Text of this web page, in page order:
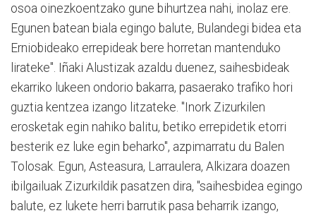
osoa oinezkoentzako gune bihurtzea nahi, inolaz ere.
Egunen batean biala egingo balute, Bulandegi bidea eta
Erniobideako errepideak bere horretan mantenduko
lirateke". Iñaki Alustizak azaldu duenez, saihesbideak
ekarriko lukeen ondorio bakarra, pasaerako trafiko hori
guztia kentzea izango litzateke. "Inork Zizurkilen
erosketak egin nahiko balitu, betiko errepidetik etorri
besterik ez luke egin beharko", azpimarratu du Balen
Tolosak. Egun, Asteasura, Larraulera, Alkizara doazen
ibilgailuak Zizurkildik pasatzen dira, "saihesbidea egingo
balute, ez lukete herri barrutik pasa beharrik izango,